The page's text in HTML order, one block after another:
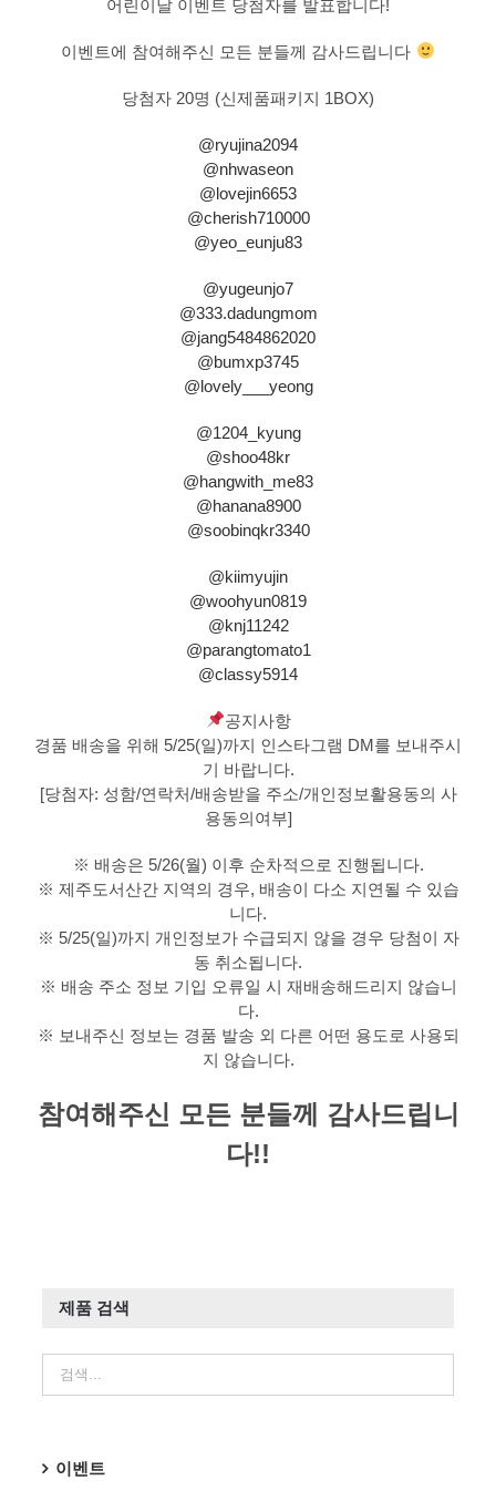
어린이날 이벤트 당첨자를 발표합니다!
이벤트에 참여해주신 모든 분들께 감사드립니다
당첨자 20명 (신제품패키지 1BOX)
@ryujina2094
@nhwaseon
@lovejin6653
@cherish710000
@yeo_eunju83
@yugeunjo7
@333.dadungmom
@jang5484862020
@bumxp3745
@lovely___yeong
@1204_kyung
@shoo48kr
@hangwith_me83
@hanana8900
@soobinqkr3340
@kiimyujin
@woohyun0819
@knj11242
@parangtomato1
@classy5914
공지사항
경품 배송을 위해 5/25(일)까지 인스타그램 DM를 보내주시
기 바랍니다.
[당첨자: 성함/연락처/배송받을 주소/개인정보활용동의 사
용동의여부]
※ 배송은 5/26(월) 이후 순차적으로 진행됩니다.
※ 제주도서산간 지역의 경우, 배송이 다소 지연될 수 있습
니다.
※ 5/25(일)까지 개인정보가 수급되지 않을 경우 당첨이 자
동 취소됩니다.
※ 배송 주소 정보 기입 오류일 시 재배송해드리지 않습니
다.
※ 보내주신 정보는 경품 발송 외 다른 어떤 용도로 사용되
지 않습니다.
참여해주신 모든 분들께 감사드립니
다!!
제품 검색
이벤트